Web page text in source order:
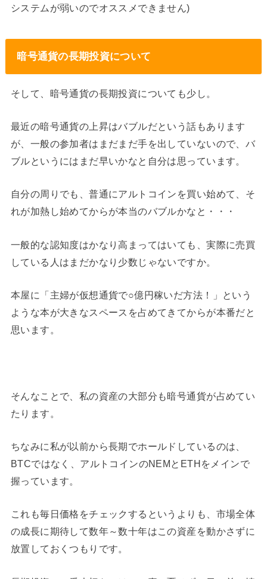
システムが弱いのでオススメできません)
暗号通貨の長期投資について
そして、暗号通貨の長期投資についても少し。
最近の暗号通貨の上昇はバブルだという話もあります
が、一般の参加者はまだまだ手を出していないので、バ
ブルというにはまだ早いかなと自分は思っています。
自分の周りでも、普通にアルトコインを買い始めて、そ
れが加熱し始めてからが本当のバブルかなと・・・
一般的な認知度はかなり高まってはいても、実際に売買
している人はまだかなり少数じゃないですか。
本屋に「主婦が仮想通貨で○億円稼いだ方法！」という
ような本が大きなスペースを占めてきてからが本番だと
思います。
そんなことで、私の資産の大部分も暗号通貨が占めてい
たります。
ちなみに私が以前から長期でホールドしているのは、
BTCではなく、アルトコインのNEMとETHをメインで
握っています。
これも毎日価格をチェックするというよりも、市場全体
の成長に期待して数年～数十年はこの資産を動かさずに
放置しておくつもりです。